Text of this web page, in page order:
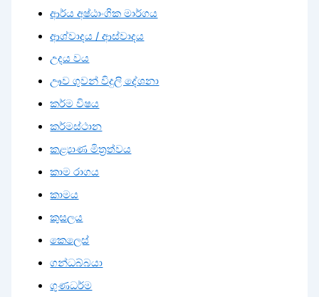
ආර්ය අෂ්ඨාංගික මාර්ගය
ආශ්වාදය / ආස්වාදය
උදය වය
ඌව ගුවන් විදුලි දේශනා
කර්ම විෂය
කර්මස්ථාන
කළ්‍යාණ මිත්‍රත්වය
කාම රාගය
කාමය
කුසලය
කෙලෙස්
ගන්ධබ්බයා
ගුණධර්ම